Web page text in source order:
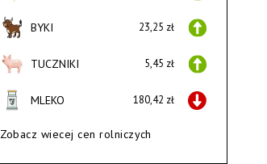
BYKI 23,25 zł
TUCZNIKI 5,45 zł
MLEKO 180,42 zł
Zobacz wiecej cen rolniczych